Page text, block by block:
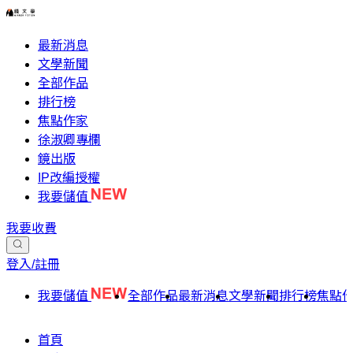
最新消息
文學新聞
全部作品
排行榜
焦點作家
徐淑卿專欄
鏡出版
IP改編授權
我要儲值
我要收費
登入/註冊
我要儲值 全部作品最新消息文學新聞排行榜焦點
首頁